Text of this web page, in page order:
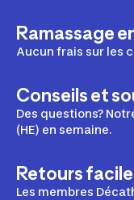
Ramassage
Aucun frais sur les
Conseils et
Des questions?
(HE) en semaine.
Retours
Les membres